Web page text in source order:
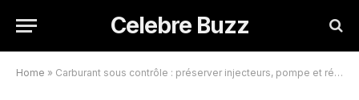
Celebre Buzz
Home » Carburant sous contrôle : préserver injecteurs, pompe et réservoir… sans dépenses inutiles